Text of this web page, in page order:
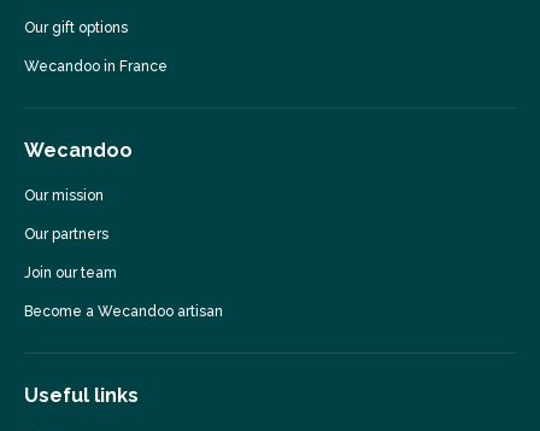
Our gift options
Wecandoo in France
Wecandoo
Our mission
Our partners
Join our team
Become a Wecandoo artisan
Useful links